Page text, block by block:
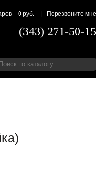
– 0 руб. Перезвоните мне
(343) 271-50-15